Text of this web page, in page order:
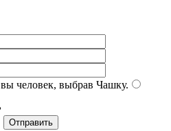
человек, выбрав Чашку.